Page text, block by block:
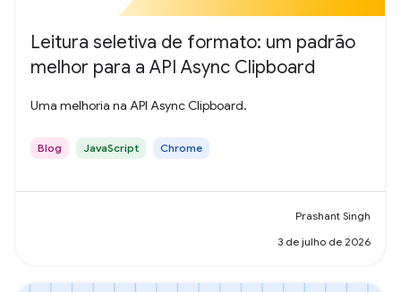
Leitura seletiva de formato: um padrão
melhor para a API Async Clipboard
Uma melhoria na API Async Clipboard.
Blog JavaScript Chrome
Prashant Singh
3 de julho de 2026